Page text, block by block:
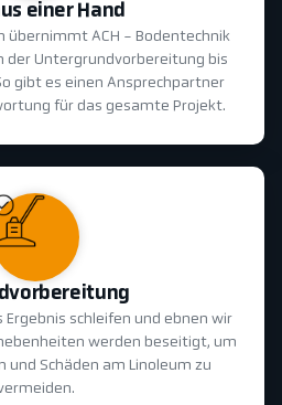
einer Hand
übernimmt ACH - Bodentechnik
der Untergrundvorbereitung bis
gibt es einen Ansprechpartner
für das gesamte Projekt.
schleifen und ebnen wir
werden beseitigt, um
und Schäden am Linoleum zu